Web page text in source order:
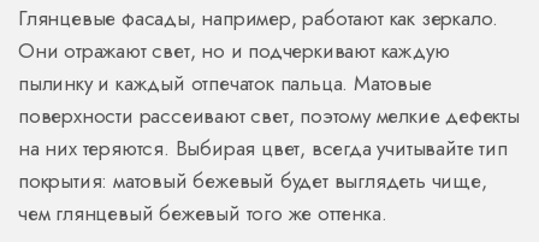
Глянцевые фасады, например, работают как зеркало.
Они отражают свет, но и подчеркивают каждую
пылинку и каждый отпечаток пальца. Матовые
поверхности рассеивают свет, поэтому мелкие дефекты
на них теряются. Выбирая цвет, всегда учитывайте тип
покрытия: матовый бежевый будет выглядеть чище,
чем глянцевый бежевый того же оттенка.